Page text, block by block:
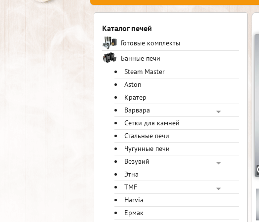
Каталог печей
Готовые комплекты
Банные печи
Steam Master
Aston
Кратер
Варвара
Сетки для камней
Стальные печи
Чугунные печи
Везувий
Этна
TMF
Harvia
Ермак